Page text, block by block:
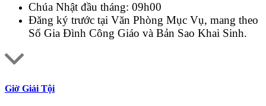
Chúa Nhật đầu tháng: 09h00
Đăng ký trước tại Văn Phòng Mục Vụ, mang theo
Sổ Gia Đình Công Giáo và Bản Sao Khai Sinh.
Giờ Giải Tội